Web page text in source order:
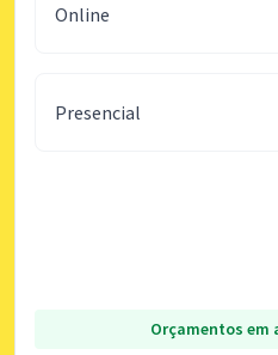
Online
Presencial
Orçamentos em